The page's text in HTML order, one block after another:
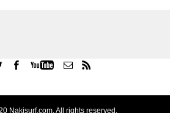
Nakisurf.com. All rights reserved.